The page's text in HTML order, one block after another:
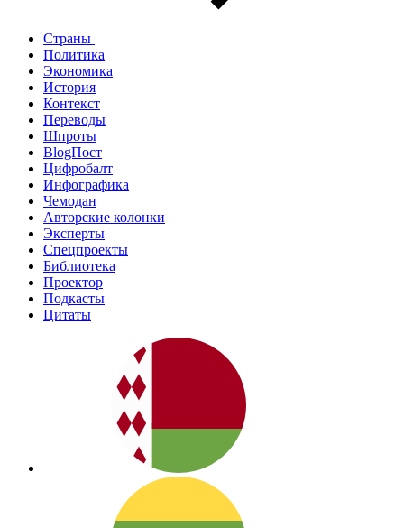
Страны
Политика
Экономика
История
Контекст
Переводы
Шпроты
BlogПост
Цифробалт
Инфографика
Чемодан
Авторские колонки
Эксперты
Спецпроекты
Библиотека
Проектор
Подкасты
Цитаты